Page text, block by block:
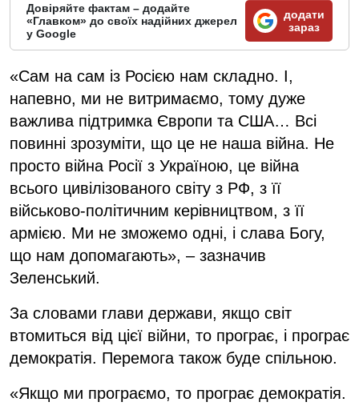
Довіряйте фактам – додайте
«Главком» до своїх надійних джерел
у Google
додати
зараз
«Сам на сам із Росією нам складно. І,
напевно, ми не витримаємо, тому дуже
важлива підтримка Європи та США… Всі
повинні зрозуміти, що це не наша війна. Не
просто війна Росії з Україною, це війна
всього цивілізованого світу з РФ, з її
військово-політичним керівництвом, з її
армією. Ми не зможемо одні, і слава Богу,
що нам допомагають», – зазначив
Зеленський.
За словами глави держави, якщо світ
втомиться від цієї війни, то програє, і програє
демократія. Перемога також буде спільною.
«Якщо ми програємо, то програє демократія.